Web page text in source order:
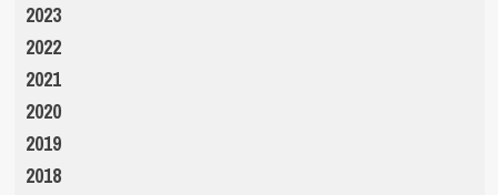
2023
2022
2021
2020
2019
2018